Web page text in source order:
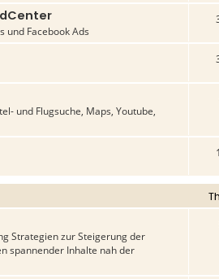
und Facebook Ads
und Flugsuche, Maps, Youtube,
Strategien zur Steigerung der
spannender Inhalte nah der